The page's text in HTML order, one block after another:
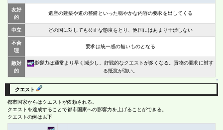
友好
的
遺産の建築や道の整備といった穏やかな内容の要求を出してくる
中立 どの国に対しても公正な態度をとり、他国にはあまり干渉しない
不合
理
要求は統一感の無いものとなる
敵対
的
影響力は通常より早く減少し、好戦的なクエストが多くなる。貢物の要求に対す
る抵抗が強い。
↑
クエスト
都市国家からはクエストが依頼される。
クエストを達成することで都市国家への影響力を上げることができる。
クエストの例は以下